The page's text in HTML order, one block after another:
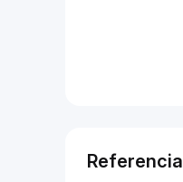
Referencia